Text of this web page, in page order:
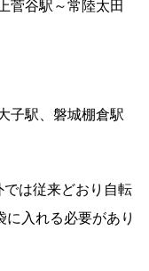
菅谷駅～常陸太田
子駅、磐城棚倉駅
は従来どおり自転
入れる必要があり